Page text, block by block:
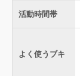
活動時間帯
よく使うブキ